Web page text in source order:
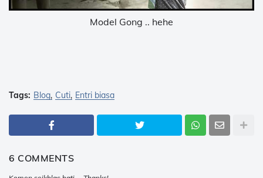
Model Gong .. hehe
Tags: Blog Cuti Entri biasa
6 COMMENTS